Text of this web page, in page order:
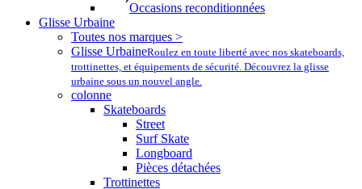
Occasions reconditionnées
Glisse Urbaine
Toutes nos marques >
Glisse UrbaineRoulez en toute liberté avec nos skateboards,
trottinettes, et équipements de sécurité. Découvrez la glisse
urbaine sous un nouvel angle.
colonne
Skateboards
Street
Surf Skate
Longboard
Pièces détachées
Trottinettes